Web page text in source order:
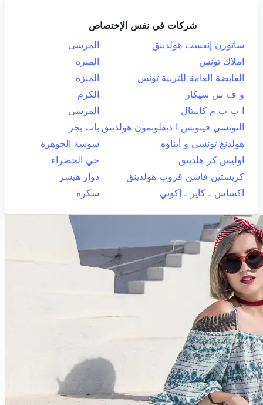
شركات في نفس الإختصاص
ساتورن إنفست هولدينق
المرسى
املاك تونس
المنزه
القابضة العامة للتربية تونس
المنزه
و ف س سيكار
الكرم
ا ب ب م كابيتال
المرسى
التونسي فينونس ا ديفلوبمون هولدينق باب بحر
هولدنغ تونسي و أبناؤه
سوسة الجوهرة
اوليس كر هلدينق
حي الخضراء
كريستين فاشن قروب هولدينق
دوار هيشر
اكساس ـ كاير ـ إكوتي
سكرة